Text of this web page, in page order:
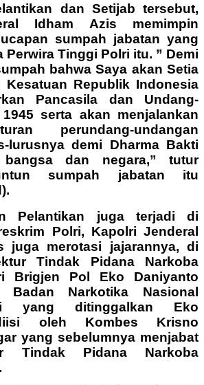
dan Setijab tersebut,
Idham Azis memimpin
sumpah jabatan yang
Perwira Tinggi Polri itu. ” Demi
bahwa Saya akan Setia
Kesatuan Republik Indonesia
Pancasila dan Undang-
serta akan menjalankan
perundang-undangan
lurusnya demi Dharma Bakti
dan negara,” tutur
sumpah jabatan itu
Pelantikan juga terjadi di
Polri, Kapolri Jenderal
juga merotasi jajarannya, di
Tindak Pidana Narkoba
Brigjen Pol Eko Daniyanto
Badan Narkotika Nasional
yang ditinggalkan Eko
oleh Kombes Krisno
yang sebelumnya menjabat
Tindak Pidana Narkoba